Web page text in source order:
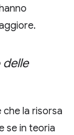
la risorsa
se in teoria